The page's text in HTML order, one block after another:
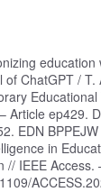
ChatGPT / T.
Article ep429.
EDN BPPEJW
in
// IEEE Access.